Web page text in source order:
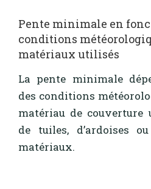
Pente minimale en
conditions
matériaux utilisés
La pente minimale
des conditions
matériau de couverture
de tuiles, d’ardoises
matériaux.